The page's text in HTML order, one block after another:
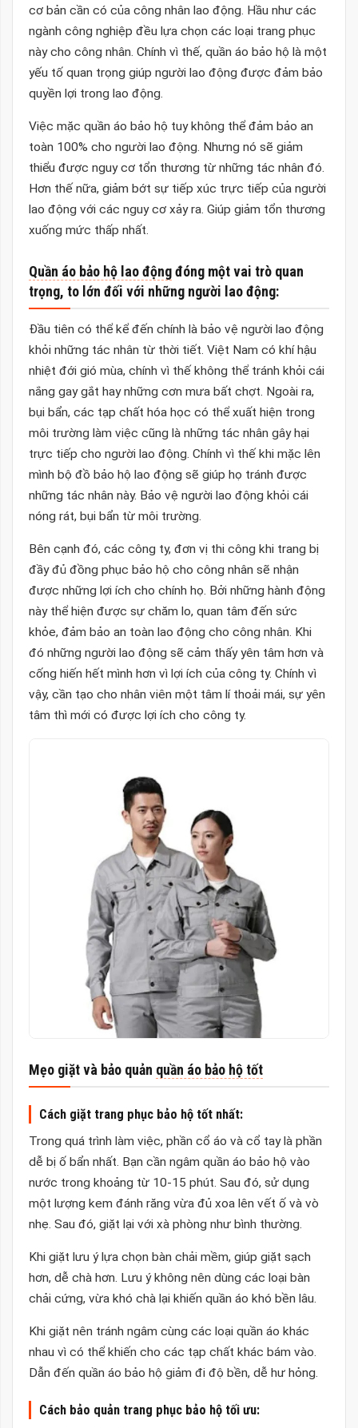
cơ bản cần có của công nhân lao động. Hầu như các
ngành công nghiệp đều lựa chọn các loại trang phục
này cho công nhân. Chính vì thế, quần áo bảo hộ là một
yếu tố quan trọng giúp người lao động được đảm bảo
quyền lợi trong lao động.
Việc mặc quần áo bảo hộ tuy không thể đảm bảo an
toàn 100% cho người lao động. Nhưng nó sẽ giảm
thiểu được nguy cơ tổn thương từ những tác nhân đó.
Hơn thế nữa, giảm bớt sự tiếp xúc trực tiếp của người
lao động với các nguy cơ xảy ra. Giúp giảm tổn thương
xuống mức thấp nhất.
Quần áo bảo hộ lao độngđóng một vai trò quan
trọng, to lớn đối với những người lao động:
Đầu tiên có thể kể đến chính là bảo vệ người lao động
khỏi những tác nhân từ thời tiết. Việt Nam có khí hậu
nhiệt đới gió mùa, chính vì thế không thể tránh khỏi cái
nắng gay gắt hay những cơn mưa bất chợt. Ngoài ra,
bụi bẩn, các tạp chất hóa học có thể xuất hiện trong
môi trường làm việc cũng là những tác nhân gây hại
trực tiếp cho người lao động. Chính vì thế khi mặc lên
mình bộ đồ bảo hộ lao động sẽ giúp họ tránh được
những tác nhân này. Bảo vệ người lao động khỏi cái
nóng rát, bụi bẩn từ môi trường.
Bên cạnh đó, các công ty, đơn vị thi công khi trang bị
đầy đủ đồng phục bảo hộ cho công nhân sẽ nhận
được những lợi ích cho chính họ. Bởi những hành động
này thể hiện được sự chăm lo, quan tâm đến sức
khỏe, đảm bảo an toàn lao động cho công nhân. Khi
đó những người lao động sẽ cảm thấy yên tâm hơn và
cống hiến hết mình hơn vì lợi ích của công ty. Chính vì
vậy, cần tạo cho nhân viên một tâm lí thoải mái, sự yên
tâm thì mới có được lợi ích cho công ty.
Mẹo giặt và bảo quản quần áo bảo hộ tốt
Cách giặt trang phục bảo hộ tốt nhất:
Trong quá trình làm việc, phần cổ áo và cổ tay là phần
dễ bị ố bẩn nhất. Bạn cần ngâm quần áo bảo hộ vào
nước trong khoảng từ 10-15 phút. Sau đó, sử dụng
một lượng kem đánh răng vừa đủ xoa lên vết ố và vò
nhẹ. Sau đó, giặt lại với xà phòng như bình thường.
Khi giặt lưu ý lựa chọn bàn chải mềm, giúp giặt sạch
hơn, dễ chà hơn. Lưu ý không nên dùng các loại bàn
chải cứng, vừa khó chà lại khiến quần áo khó bền lâu.
Khi giặt nên tránh ngâm cùng các loại quần áo khác
nhau vì có thể khiến cho các tạp chất khác bám vào.
Dẫn đến quần áo bảo hộ giảm đi độ bền, dễ hư hỏng.
Cách bảo quản trang phục bảo hộ tối ưu: